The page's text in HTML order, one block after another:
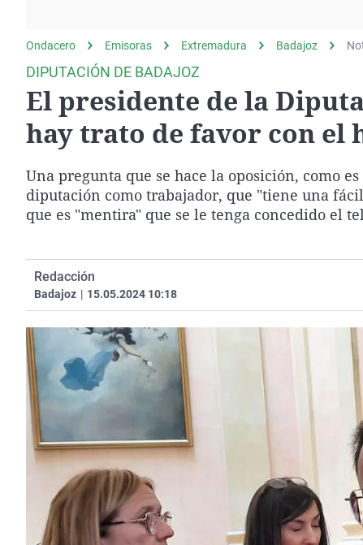
gato
Operación Viuda
Negra
Navarra
País Vasco
Ondacero Emisoras Extremadura Badajoz
DIPUTACIÓN DE BADAJOZ
El presidente de la
hay trato de favor con el
Una pregunta que se hace la oposición, como
diputación como trabajador, que "tiene una
que es "mentira" que se le tenga concedido el
Redacción
Badajoz | 15.05.2024 10:18